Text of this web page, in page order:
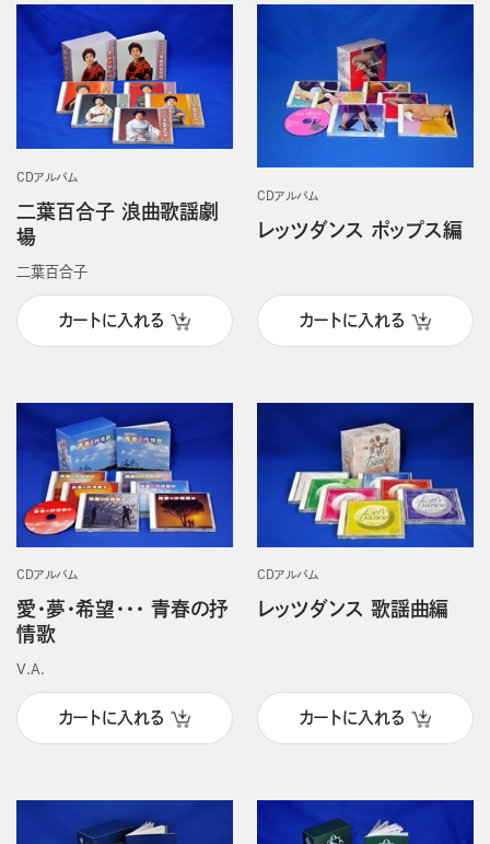
CDアルバム
二葉百合子 浪曲歌謡劇
場
二葉百合子
カートに入れる
CDアルバム
レッツダンス ポップス編
カートに入れる
CDアルバム
愛・夢・希望・・・ 青春の抒
情歌
V.A.
カートに入れる
CDアルバム
レッツダンス 歌謡曲編
カートに入れる